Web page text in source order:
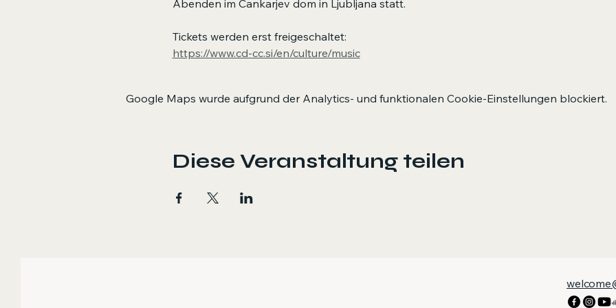
Abenden im Cankarjev dom in Ljubljana statt.
Tickets werden erst freigeschaltet:
https://www.cd-cc.si/en/culture/music
Google Maps wurde aufgrund der Analytics- und funktionalen Cookie-Einstellungen blockiert.
Diese Veranstaltung teilen